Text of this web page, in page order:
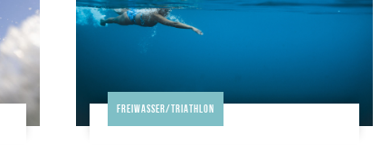
Freiwasser/Triathlon